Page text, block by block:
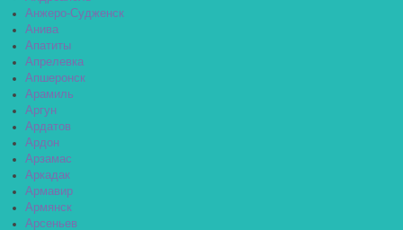
Анжеро-Судженск
Анива
Апатиты
Апрелевка
Апшеронск
Арамиль
Аргун
Ардатов
Ардон
Арзамас
Аркадак
Армавир
Армянск
Арсеньев